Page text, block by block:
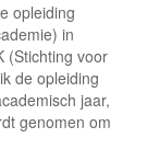
opleiding
in
(Stichting voor
de opleiding
jaar,
genomen om